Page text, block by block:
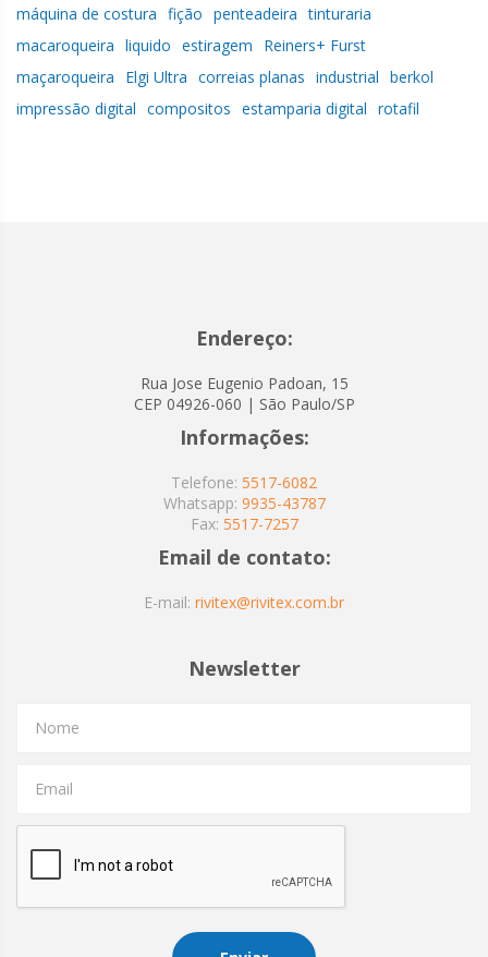
máquina de costura fição penteadeira tinturaria
macaroqueira liquido estiragem
Reiners+ Furst
maçaroqueira
Elgi Ultra correias planas industrial berkol
impressão digital compositos estamparia digital rotafil
Endereço:
Rua Jose Eugenio Padoan, 15
CEP 04926-060 | São Paulo/SP
Informações:
Telefone: 5517-6082
Whatsapp: 9935-43787
Fax: 5517-7257
Email de contato:
E-mail: rivitex@rivitex.com.br
Newsletter
Nome
Email